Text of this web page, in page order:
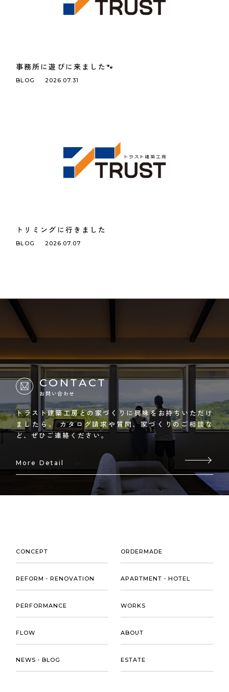
事務所に遊びに来ました🐾
BLOG 2026.07.31
トリミングに行きました
BLOG 2026.07.07
CONTACT
お問い合わせ
トラスト建築工房との家づくりに興味をお持ちいただけ
ましたら、カタログ請求や質問、家づくりのご相談な
ど、ぜひご連絡ください。
More Detail
CONCEPT ORDERMADE
REFORM・RENOVATION APARTMENT・HOTEL
PERFORMANCE WORKS
FLOW ABOUT
NEWS・BLOG ESTATE